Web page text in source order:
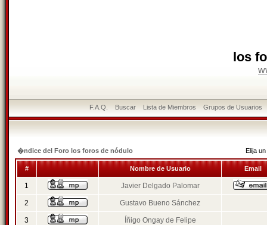
los
F.A.Q. Buscar Lista de Miembros Grupos de Usuarios
�ndice del Foro los foros de nódulo Elija
# Nombre de Usuario Email
1 Javier Delgado Palomar
2 Gustavo Bueno Sánchez
3 Íñigo Ongay de Felipe